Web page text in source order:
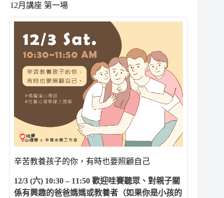
12月講座 第一場
辛苦教養孩子的你，有時也要照顧自己
12/3 (六) 10:30 – 11:50 歡迎哇賽聽眾、對親子關
係有興趣的爸爸媽媽或教養者（如果你是小孩的